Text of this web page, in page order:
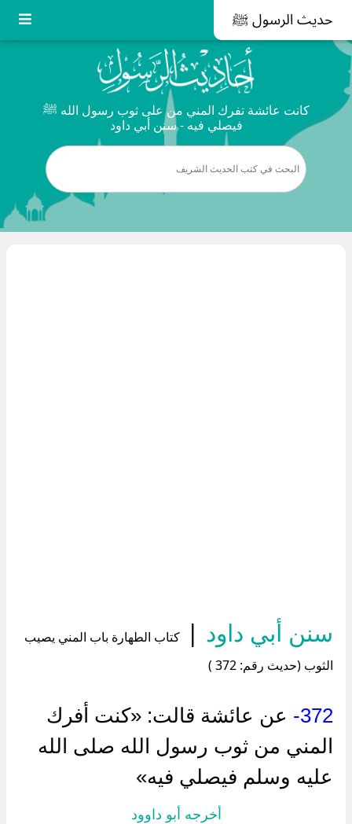
حديث الرسول ﷺ
كانت عائشة تفرك المني من على ثوب رسول الله ﷺ
فيصلي فيه - سنن أبي داود
سنن أبي داود |
كتاب الطهارة باب المني يصيب
الثوب (حديث رقم: 372 )
372-
عن عائشة قالت: «كنت أفرك
المني من ثوب رسول الله صلى الله
عليه وسلم فيصلي فيه»
أخرجه أبو داوود